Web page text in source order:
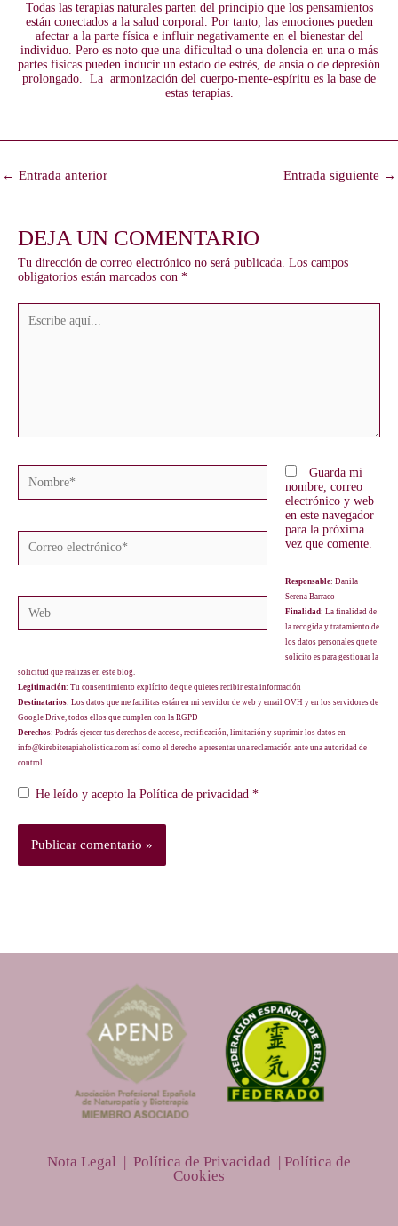
Todas las terapias naturales parten del principio que los pensamientos
están conectados a la salud corporal. Por tanto, las emociones pueden
afectar a la parte física e influir negativamente en el bienestar del
individuo. Pero es noto que una dificultad o una dolencia en una o más
partes físicas pueden inducir un estado de estrés, de ansia o de depresión
prolongado. La armonización del cuerpo-mente-espíritu es la base de
estas terapias.
de
← Entrada anterior Entrada siguiente →
DEJA UN COMENTARIO
Tu dirección de correo electrónico no será publicada. Los campos
obligatorios están marcados con *
aquí...
Correo
electrónico*
Guarda mi
nombre, correo
electrónico y web
en este navegador
para la próxima
vez que comente.
Responsable: Danila
Serena Barraco
Finalidad: La finalidad de
la recogida y tratamiento de
los datos personales que te
solicito es para gestionar la
solicitud que realizas en este blog.
Legitimación: Tu consentimiento explícito de que quieres recibir esta información
Destinatarios: Los datos que me facilitas están en mi servidor de web y email OVH y en los servidores de
Google Drive , todos ellos que cumplen con la RGPD
Derechos: Podrás ejercer tus derechos de acceso, rectificación, limitación y suprimir los datos en
info@kirebiterapiaholistica.com así como el derecho a presentar una reclamación ante una autoridad de
control.
He leído y acepto la Política de privacidad *
Nota Legal | Política de Privacidad | Política de
Cookies